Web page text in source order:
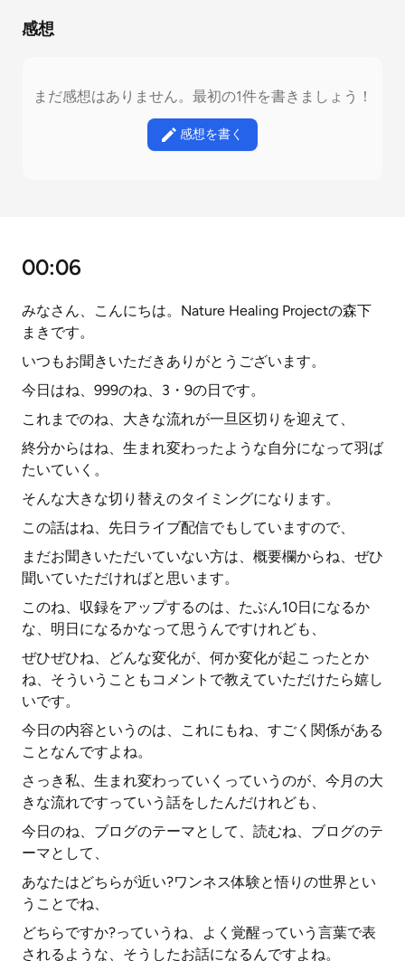
感想
まだ感想はありません。最初の1件を書きましょう！
感想を書く
00:06
みなさん、こんにちは。Nature Healing Projectの森下
まきです。
いつもお聞きいただきありがとうございます。
今日はね、999のね、3・9の日です。
これまでのね、大きな流れが一旦区切りを迎えて、
終分からはね、生まれ変わったような自分になって羽ば
たいていく。
そんな大きな切り替えのタイミングになります。
この話はね、先日ライブ配信でもしていますので、
まだお聞きいただいていない方は、概要欄からね、ぜひ
聞いていただければと思います。
このね、収録をアップするのは、たぶん10日になるか
な、明日になるかなって思うんですけれども、
ぜひぜひね、どんな変化が、何か変化が起こったとか
ね、そういうこともコメントで教えていただけたら嬉し
いです。
今日の内容というのは、これにもね、すごく関係がある
ことなんですよね。
さっき私、生まれ変わっていくっていうのが、今月の大
きな流れですっていう話をしたんだけれども、
今日のね、ブログのテーマとして、読むね、ブログのテ
ーマとして、
あなたはどちらが近い?ワンネス体験と悟りの世界とい
うことでね、
どちらですか?っていうね、よく覚醒っていう言葉で表
されるような、そうしたお話になるんですよね。